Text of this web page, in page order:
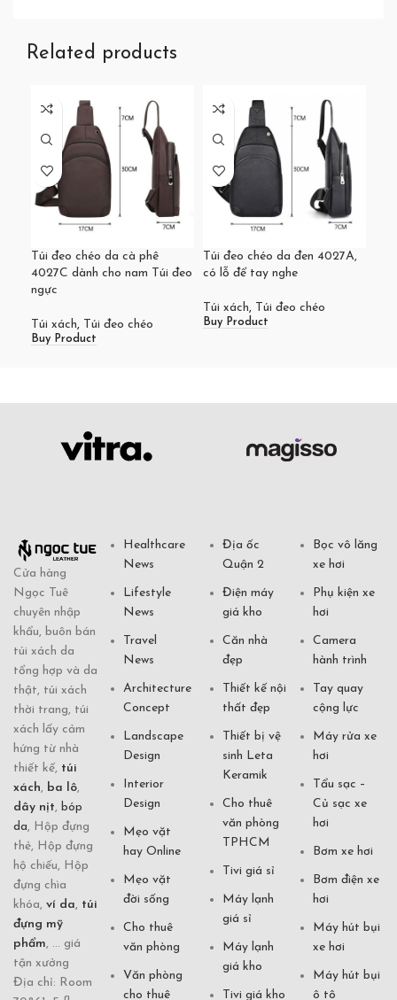
Related products
Túi đeo chéo da cà phê
4027C dành cho nam Túi đeo
ngực
Túi xách, Túi đeo chéo
Buy Product
Túi đeo chéo da đen 4027A,
có lỗ để tay nghe
Túi xách, Túi đeo chéo
Buy Product
Cửa hàng
Ngọc Tuê
chuyên nhập
khẩu, buôn bán
túi xách da
tổng hợp và da
thật, túi xách
thời trang, túi
xách lấy cảm
hứng từ nhà
thiết kế, túi
xách, ba lô,
dây nịt, bóp
da, Hộp đựng
thẻ, Hộp đựng
hộ chiếu, Hộp
đựng chìa
khóa, ví da, túi
đựng mỹ
phẩm, ... giá
tận xưởng
Địa chỉ: Room
Healthcare
News
Lifestyle
News
Travel
News
Architecture
Concept
Landscape
Design
Interior
Design
Mẹo vặt
hay Online
Mẹo vặt
đời sống
Cho thuê
văn phòng
Văn phòng
cho thuê
Địa ốc
Quận 2
Điện máy
giá kho
Căn nhà
đẹp
Thiết kế nội
thất đẹp
Thiết bị vệ
sinh Leta
Keramik
Cho thuê
văn phòng
TPHCM
Tivi giá sỉ
Máy lạnh
giá sỉ
Máy lạnh
giá kho
Tivi giá kho
Bọc vô lăng
xe hơi
Phụ kiện xe
hơi
Camera
hành trình
Tay quay
cộng lực
Máy rửa xe
hơi
Tẩu sạc –
Củ sạc xe
hơi
Bơm xe hơi
Bơm điện xe
hơi
Máy hút bụi
xe hơi
Máy hút bụi
ô tô